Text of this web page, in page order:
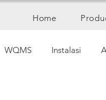
Home
WQMS Instalasi